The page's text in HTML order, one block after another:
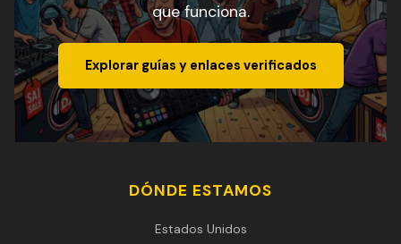
que funciona.
Explorar guías y enlaces verificados
DÓNDE ESTAMOS
Estados Unidos